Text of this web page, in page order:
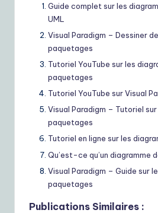
Guide complet sur les
UML
Visual Paradigm – Dessiner
paquetages
Tutoriel YouTube sur les
paquetages
Tutoriel YouTube sur Visual
Visual Paradigm – Tutoriel
paquetages
Tutoriel en ligne sur les
Qu’est-ce qu’un diagramme
Visual Paradigm – Guide sur
paquetages
Publications Similaires :